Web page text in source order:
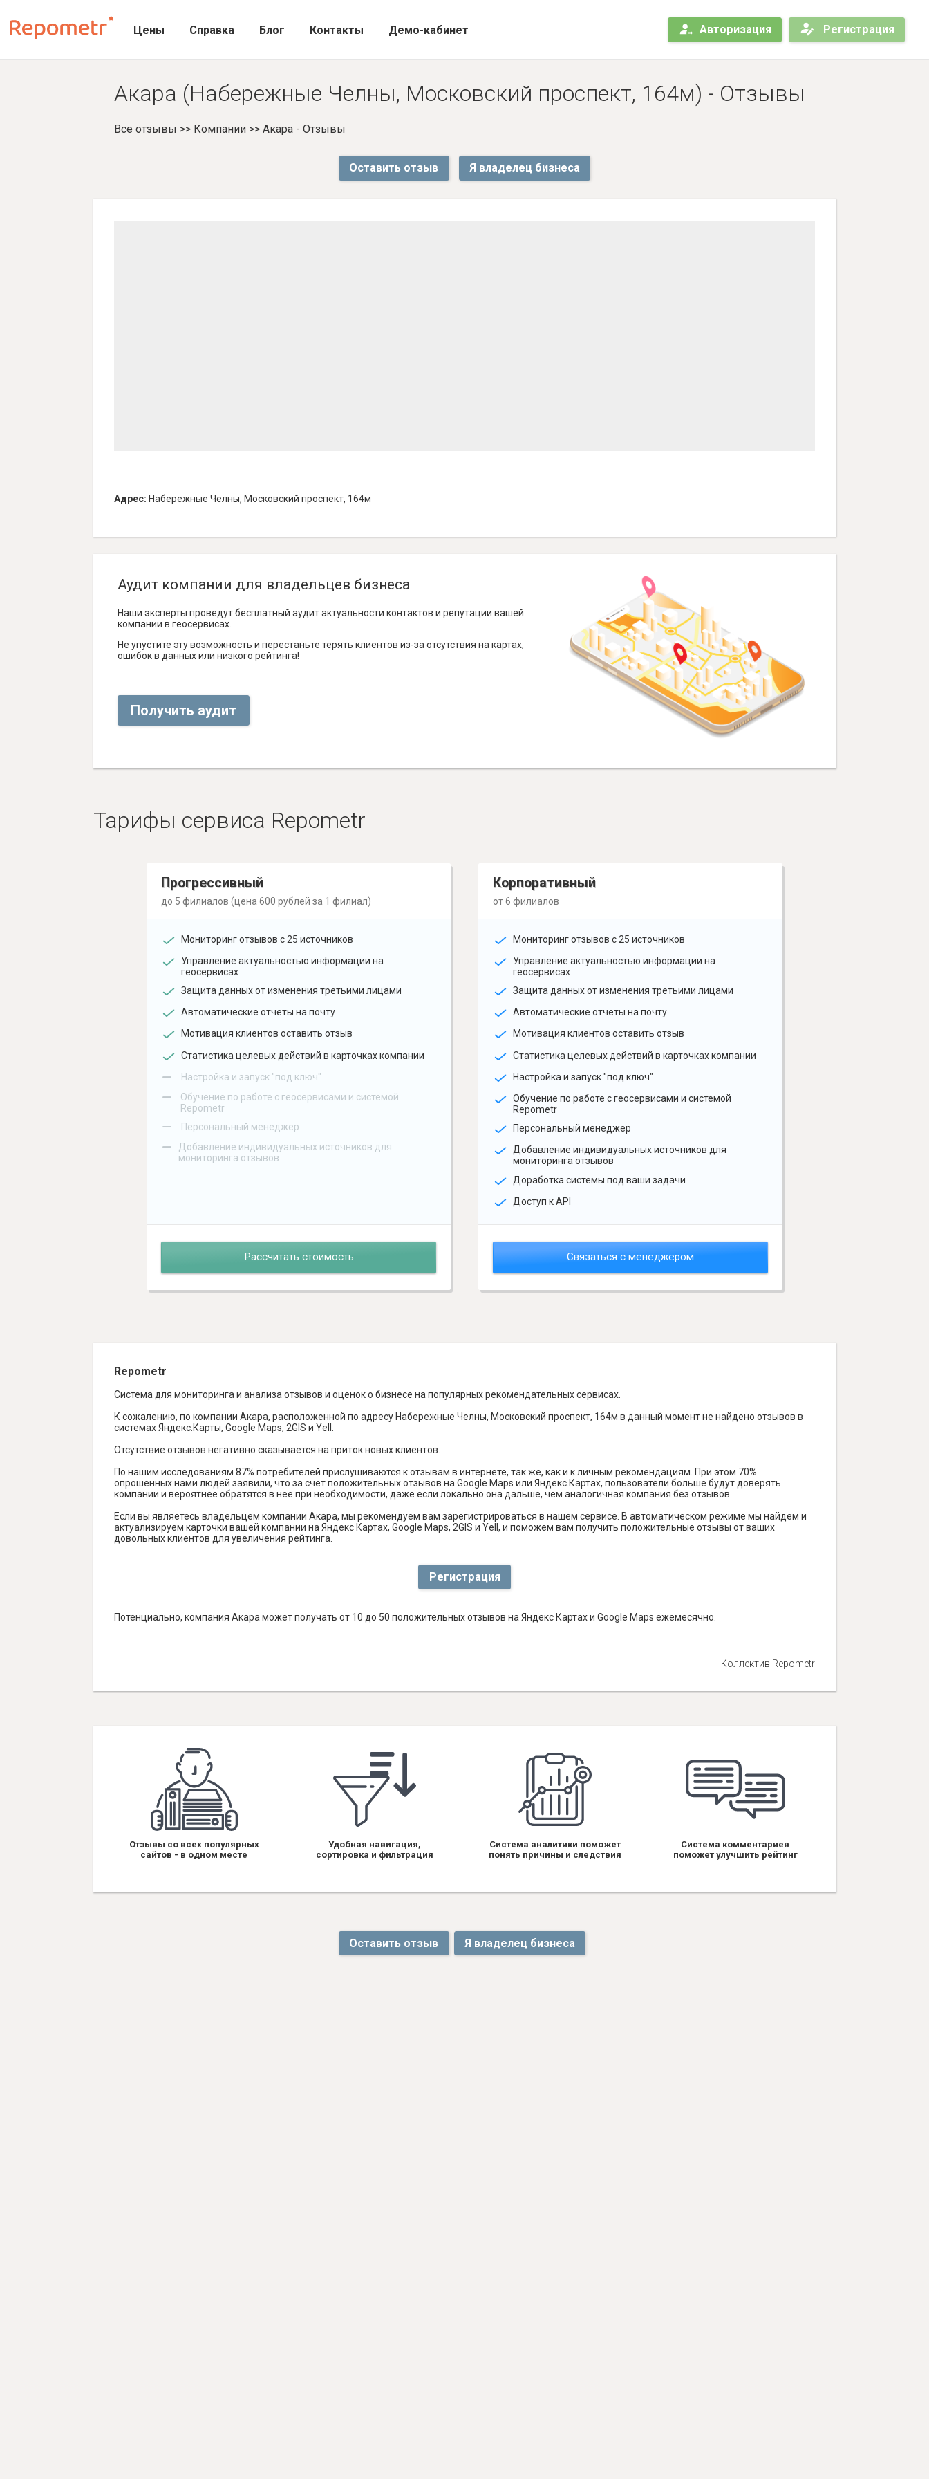
Цены Справка Блог Контакты Демо-кабинет Авторизация Регистрация
Акара (Набережные Челны, Московский проспект, 164м) - Отзывы
Все отзывы >> Компании>> Акара - Отзывы
Оставить отзыв Я владелец бизнеса
Адрес: Набережные Челны, Московский проспект, 164м
Аудит компании для владельцев бизнеса
Наши эксперты проведут бесплатный аудит актуальности контактов и репутации вашей
компании в геосервисах.
Не упустите эту возможность и перестаньте терять клиентов из-за отсутствия на картах,
ошибок в данных или низкого рейтинга!
Получить аудит
Тарифы сервиса Repometr
Прогрессивный
до 5 филиалов (цена 600 рублей за 1 филиал)
Мониторинг отзывов с 25 источников
Управление актуальностью информации на
геосервисах
Защита данных от изменения третьими лицами
Автоматические отчеты на почту
Мотивация клиентов оставить отзыв
Статистика целевых действий в карточках компании
– Настройка и запуск "под ключ"
–
Обучение по работе с геосервисами и системой
Repometr
– Персональный менеджер
–
Добавление индивидуальных источников для
мониторинга отзывов
Рассчитать стоимость
Корпоративный
от 6 филиалов
Мониторинг отзывов с 25 источников
Управление актуальностью информации на
геосервисах
Защита данных от изменения третьими лицами
Автоматические отчеты на почту
Мотивация клиентов оставить отзыв
Статистика целевых действий в карточках компании
Настройка и запуск "под ключ"
Обучение по работе с геосервисами и системой
Repometr
Персональный менеджер
Добавление индивидуальных источников для
мониторинга отзывов
Доработка системы под ваши задачи
Доступ к API
Связаться с менеджером
Repometr
Система для мониторинга и анализа отзывов и оценок о бизнесе на популярных рекомендательных сервисах.
К сожалению, по компании Акара, расположенной по адресу Набережные Челны, Московский проспект, 164м в данный момент не найдено отзывов в
системах Яндекс.Карты, Google Maps, 2GIS и Yell.
Отсутствие отзывов негативно сказывается на приток новых клиентов.
По нашим исследованиям 87% потребителей прислушиваются к отзывам в интернете, так же, как и к личным рекомендациям. При этом 70%
опрошенных нами людей заявили, что за счет положительных отзывов на Google Maps или Яндекс.Картах, пользователи больше будут доверять
компании и вероятнее обратятся в нее при необходимости, даже если локально она дальше, чем аналогичная компания без отзывов.
Если вы являетесь владельцем компании Акара, мы рекомендуем вам зарегистрироваться в нашем сервисе. В автоматическом режиме мы найдем и
актуализируем карточки вашей компании на Яндекс Картах, Google Maps, 2GIS и Yell, и поможем вам получить положительные отзывы от ваших
довольных клиентов для увеличения рейтинга.
Регистрация
Потенциально, компания Акара может получать от 10 до 50 положительных отзывов на Яндекс Картах и Google Maps ежемесячно.
Коллектив Repometr
Отзывы со всех популярных
сайтов - в одном месте
Удобная навигация,
сортировка и фильтрация
Система аналитики поможет
понять причины и следствия
Система комментариев
поможет улучшить рейтинг
Оставить отзыв Я владелец бизнеса